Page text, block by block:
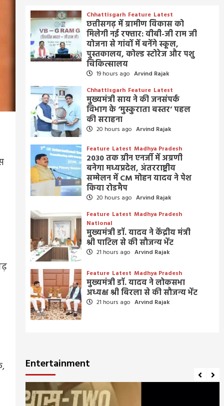
Chhattisgarh Feature Latest
छत्तीसगढ़ में ग्रामीण विकास को
मिलेगी नई रफ्तार: वीबी-जी राम जी
योजना से गांवों में बनेंगे स्कूल,
पुस्तकालय, कोल्ड स्टोरेज और पशु
चिकित्सालय
19 hours ago Arvind Rajak
Chhattisgarh Feature Latest
मुख्यमंत्री साय ने की जनसंपर्क
विभाग के ‘मुस्कुराता बस्तर’ पहल
की सराहना
20 hours ago Arvind Rajak
Feature Latest Madhya Pradesh
2030 तक ग्रीन एनर्जी में अग्रणी
बनेगा मध्यप्रदेश, अंतरराष्ट्रीय
सम्मेलन में CM मोहन यादव ने पेश
किया रोडमैप
20 hours ago Arvind Rajak
Feature Latest Madhya Pradesh
National
मुख्यमंत्री डॉ. यादव ने केंद्रीय मंत्री
श्री पाटिल से की सौजन्य भेंट
21 hours ago Arvind Rajak
Feature Latest Madhya Pradesh
मुख्यमंत्री डॉ. यादव ने लोकसभा
अध्यक्ष श्री बिरला से की सौजन्य भेंट
21 hours ago Arvind Rajak
Entertainment